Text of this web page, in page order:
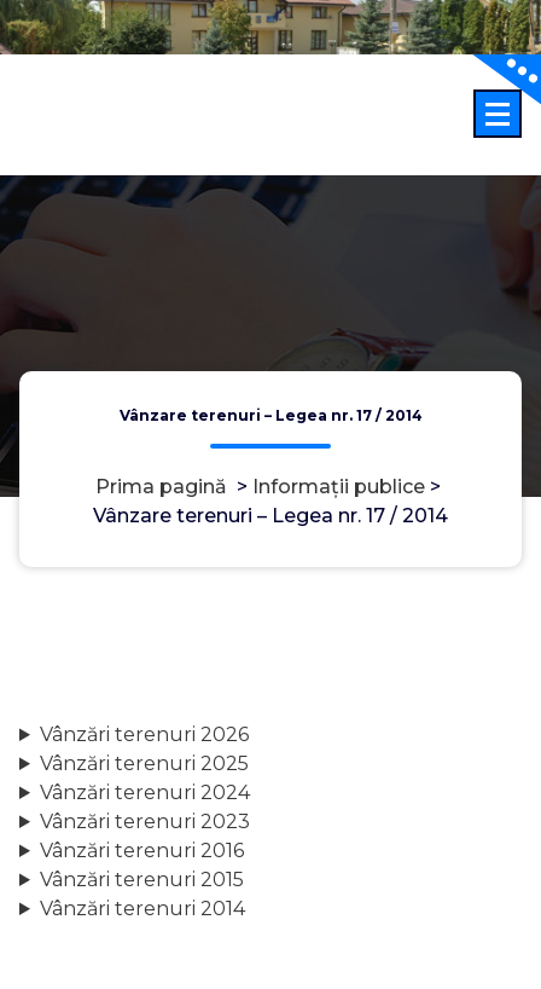
Sari
la
Vânzare terenuri – Legea nr. 17 / 2014
Prima pagină > Informații publice >
Vânzare terenuri – Legea nr. 17 / 2014
Vânzări terenuri 2026
Vânzări terenuri 2025
Vânzări terenuri 2024
Vânzări terenuri 2023
Vânzări terenuri 2016
Vânzări terenuri 2015
Vânzări terenuri 2014